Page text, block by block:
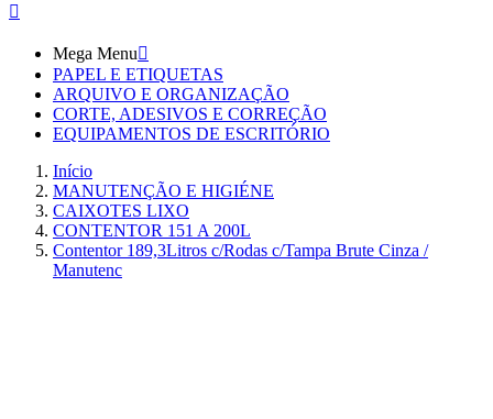

Mega Menu
PAPEL E ETIQUETAS
ARQUIVO E ORGANIZAÇÃO
CORTE, ADESIVOS E CORREÇÃO
EQUIPAMENTOS DE ESCRITÓRIO
Início
MANUTENÇÃO E HIGIÉNE
CAIXOTES LIXO
CONTENTOR 151 A 200L
Contentor 189,3Litros c/Rodas c/Tampa Brute Cinza /
Manutenc